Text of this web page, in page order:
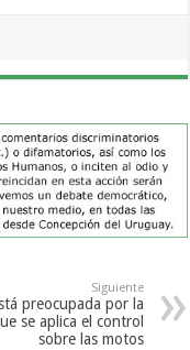
Siguiente
preocupada por la
se aplica el control
sobre las motos